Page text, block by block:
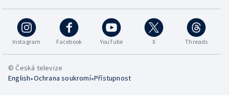
Instagram Facebook YouTube X Threads
© Česká televize
English•Ochrana soukromí•Přístupnost